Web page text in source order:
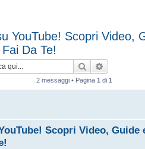
YouTube! Scopri Video,
Da Te!
Cerca
2 messaggi • Pagina 1 di 1
Scopri Video,